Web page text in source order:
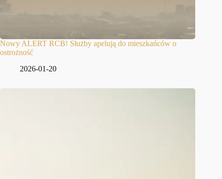
Nowy ALERT RCB! Służby apelują do mieszkańców o
ostrożność
2026-01-20